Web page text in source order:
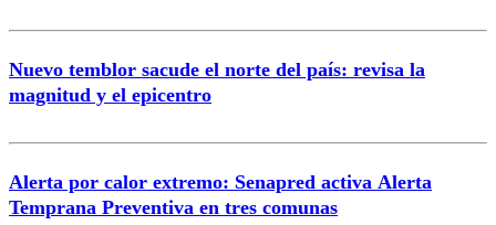
Nuevo temblor sacude el norte del país: revisa la
magnitud y el epicentro
Alerta por calor extremo: Senapred activa Alerta
Temprana Preventiva en tres comunas